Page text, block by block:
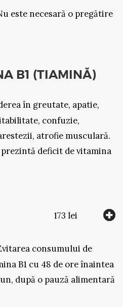
este necesară o pregătire
B1 (TIAMINĂ)
în greutate, apatie,
confuzie,
atrofie musculară.
deficit de vitamina
173 lei
consumului de
B1 cu 48 de ore înaintea
după o pauză alimentară